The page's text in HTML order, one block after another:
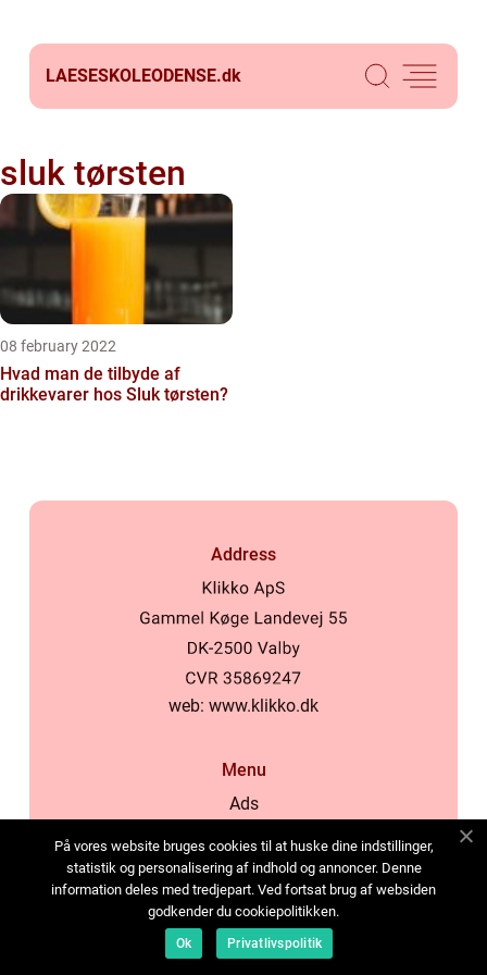
LAESESKOLEODENSE.dk
sluk tørsten
08 february 2022
Hvad man de tilbyde af
drikkevarer hos Sluk tørsten?
Address
web: www.klikko.dk
Menu
Ads
Cookies
Contact
Sitemap
På vores website bruges cookies til at huske dine indstillinger,
statistik og personalisering af indhold og annoncer. Denne
information deles med tredjepart. Ved fortsat brug af websiden
godkender du cookiepolitikken.
Ok Privatlivspolitik